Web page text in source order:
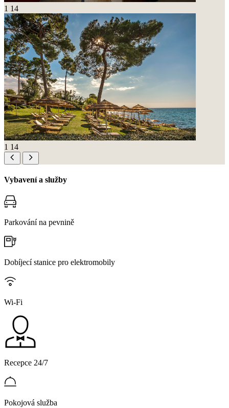
1 14
1 14
Vybavení a služby
Parkování na pevnině
Dobíjecí stanice pro elektromobily
Wi-Fi
Recepce 24/7
Pokojová služba